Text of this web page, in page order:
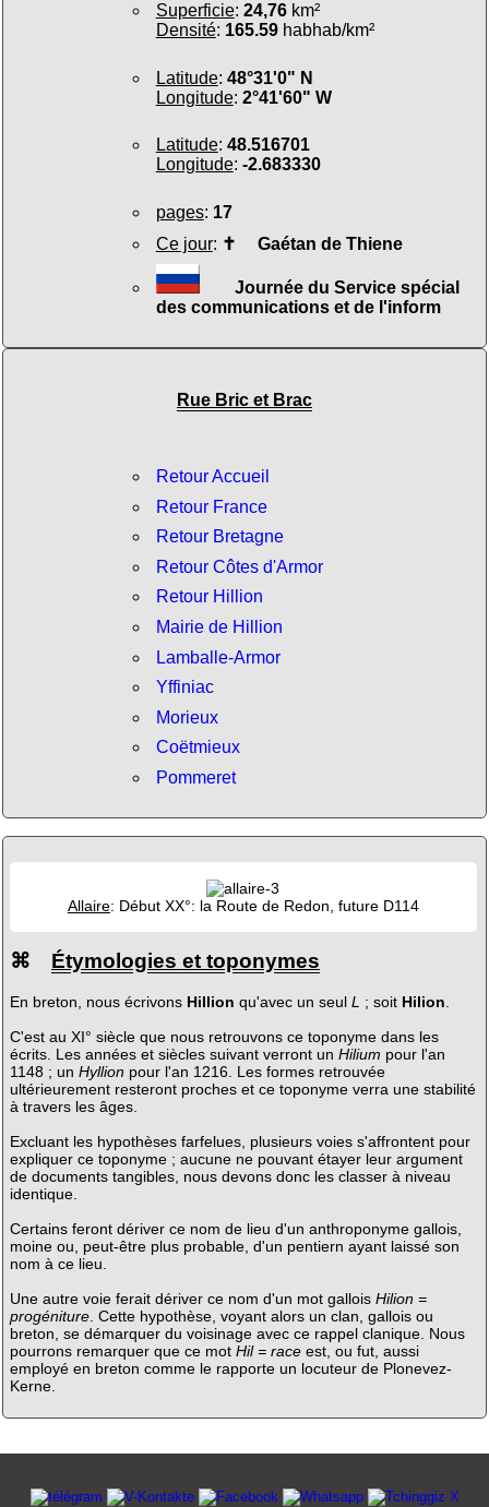
Superficie: 24,76km²
Densité: 165.59habhab/km²
Latitude: 48°31'0" N
Longitude: 2°41'60" W
Latitude: 48.516701
Longitude: -2.683330
pages: 17
Ce jour: ✝ Gaétan de Thiene
Journée du Service spécial
des communications et de l'inform
Rue Bric et Brac
Retour Accueil
Retour France
Retour Bretagne
Retour Côtes d'Armor
Retour Hillion
Mairie de Hillion
Lamballe-Armor
Yffiniac
Morieux
Coëtmieux
Pommeret
Allaire: Début XX°: la Route de Redon, future D114
⌘ Étymologies et toponymes
En breton, nous écrivons Hillion qu'avec un seul L ; soit Hilion.
C'est au XI° siècle que nous retrouvons ce toponyme dans les
écrits. Les années et siècles suivant verront un Hilium pour l'an
1148 ; un Hyllion pour l'an 1216. Les formes retrouvée
ultérieurement resteront proches et ce toponyme verra une stabilité
à travers les âges.
Excluant les hypothèses farfelues, plusieurs voies s'affrontent pour
expliquer ce toponyme ; aucune ne pouvant étayer leur argument
de documents tangibles, nous devons donc les classer à niveau
identique.
Certains feront dériver ce nom de lieu d'un anthroponyme gallois,
moine ou, peut-être plus probable, d'un pentiern ayant laissé son
nom à ce lieu.
Une autre voie ferait dériver ce nom d'un mot gallois Hilion =
progéniture. Cette hypothèse, voyant alors un clan, gallois ou
breton, se démarquer du voisinage avec ce rappel clanique. Nous
pourrons remarquer que ce mot Hil = raceest, ou fut, aussi
employé en breton comme le rapporte un locuteur de Plonevez-
Kerne.